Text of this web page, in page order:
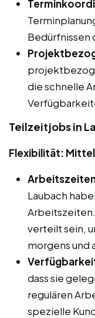
Bedürfnissen
die schnelle
Teilzeitjobs in
Flexibilität: Mittel
Laubach
verteilt sein,
morgens und
dass sie
regulären
spezielle